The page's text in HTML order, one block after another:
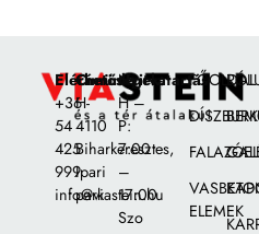
Elérhetőségek:
+36
54
425
999
info@viastein.hu
Címünk:
H-
4110
Biharkeresztes,
Ipari
park
Nyitvatartás
H –
P:
7:00
–
17:00
Szo
FŐOLDAL
ELEMEK